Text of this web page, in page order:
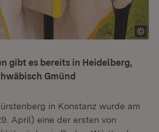
gibt es bereits in Heidelberg,
Gmünd
in Konstanz wurde am
April) eine der ersten von